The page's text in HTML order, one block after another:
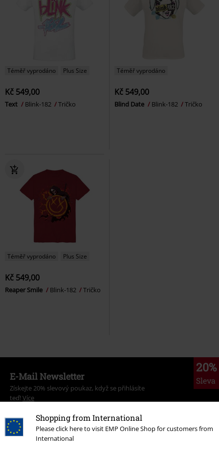
Shopping from International
Please click here to visit EMP Online Shop for customers from
International
Téměř vyprodáno Plus Size
Kč 549,00
Text Blink-182 Tričko
Téměř vyprodáno
Kč 549,00
Blind Date Blink-182 Tričko
Téměř vyprodáno Plus Size
Kč 549,00
Reaper Smile Blink-182 Tričko
20%
Sleva
E-Mail Newsletter
Získejte 20% slevový poukaz, když se přihlásíte
teď! Více